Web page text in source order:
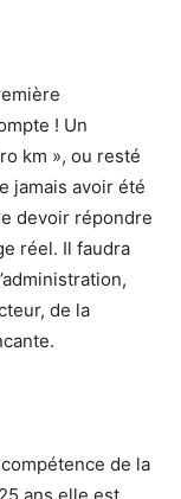
! Un
km », ou resté
jamais avoir été
devoir répondre
réel. Il faudra
de la
compétence de la